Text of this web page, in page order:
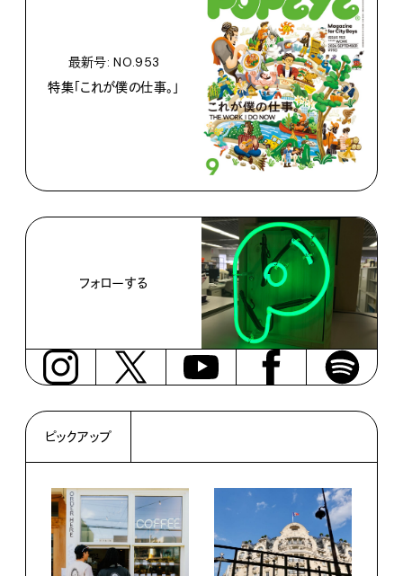
最新号: NO.953
特集「これが僕の仕事。」
フォローする
ピックアップ